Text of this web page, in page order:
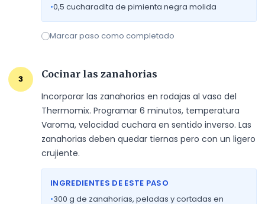
•0,5 cucharadita de pimienta negra molida
Marcar paso como completado
3
Cocinar las zanahorias
Incorporar las zanahorias en rodajas al vaso del
Thermomix. Programar 6 minutos, temperatura
Varoma, velocidad cuchara en sentido inverso. Las
zanahorias deben quedar tiernas pero con un ligero
crujiente.
INGREDIENTES DE ESTE PASO
•300 g de zanahorias, peladas y cortadas en